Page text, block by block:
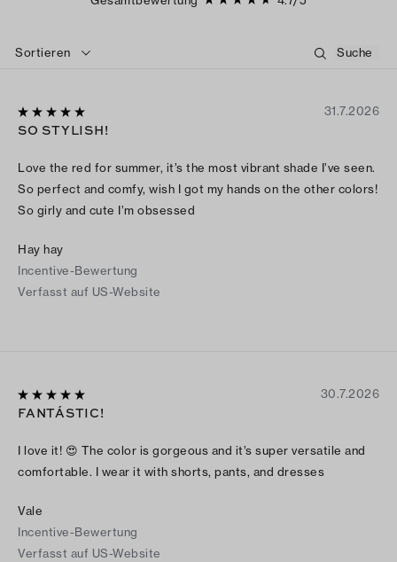
Sortieren
31.7.2026
SO STYLISH!
Love the red for summer, it’s the most vibrant shade I’ve seen.
So perfect and comfy, wish I got my hands on the other colors!
So girly and cute I’m obsessed
Hay hay
Incentive-Bewertung
Verfasst auf US-Website
30.7.2026
FANTÁSTIC!
I love it! 😍 The color is gorgeous and it’s super versatile and
comfortable. I wear it with shorts, pants, and dresses
Vale
Incentive-Bewertung
Verfasst auf US-Website